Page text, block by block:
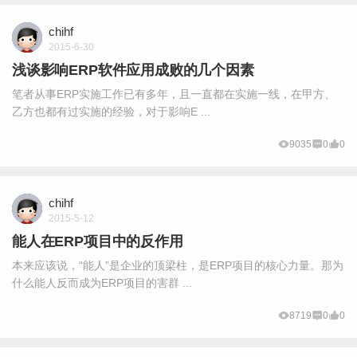
chihf
2015-6-30
浅谈影响ERP软件应用成败的几个因素
笔者从事ERP实施工作已有多年，且一直都在实施一线，在甲方、
乙方也都有过实施的经验，对于影响E ...
9035 0 0
chihf
2015-5-12
能人在ERP项目中的反作用
本来应该说，“能人”是企业的顶梁柱，是ERP项目的核心力量。那为
什么能人反而成为ERP项目的害群 ...
8719 0 0